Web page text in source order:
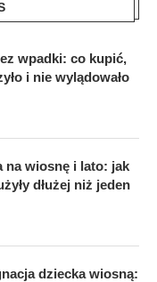
wpadki: co kupić,
i nie wylądowało
na wiosnę i lato: jak
dłużej niż jeden
dziecka wiosną: